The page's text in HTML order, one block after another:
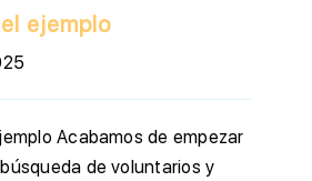
ejemplo
Acabamos de empezar
de voluntarios y